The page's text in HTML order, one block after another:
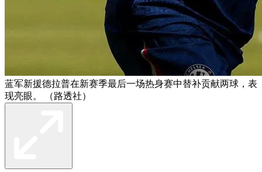
蓝军新援德拉普在新赛季最后一场热身赛中替补贡献两球，表
现亮眼。 （路透社）